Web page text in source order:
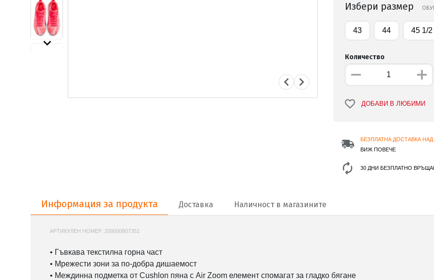
Избери размер
43 44 45 1/2
Количество
ДОБАВИ В ЛЮБИМИ
БЕЗПЛАТНА ДОСТАВКА НАД
ВИЖ ПОВЕЧЕ
30 ДНИ БЕЗПЛАТНО
Информация за продукта
Доставка Наличност в магазините
АРТИКУЛЕН НОМЕР: 200000807352
• Гъвкава текстилна горна част
• Мрежести зони за по-добра дишаемост
• Междинна подметка от Cushlon пяна с Air Zoom елемент спомагат за гладко бягане